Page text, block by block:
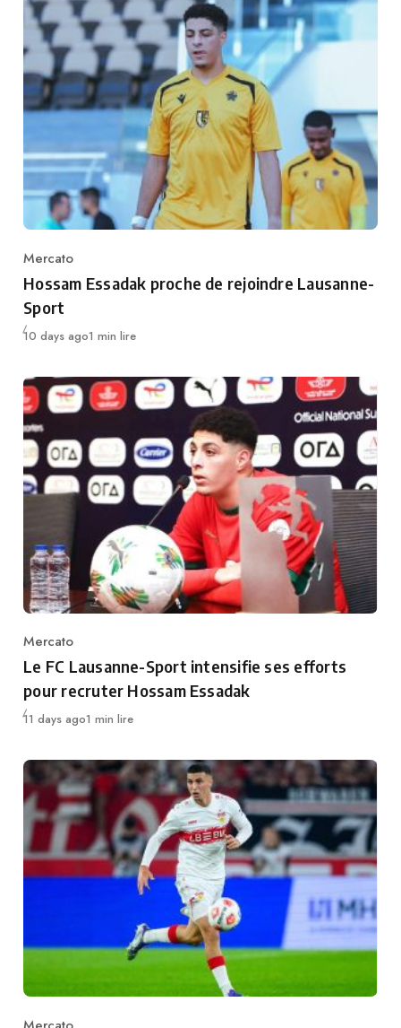
Category
Mercato
Hossam Essadak proche de rejoindre Lausanne-
Sport
Publié
10 days ago1 min lire
Category
Mercato
Le FC Lausanne-Sport intensifie ses efforts
pour recruter Hossam Essadak
Publié
11 days ago1 min lire